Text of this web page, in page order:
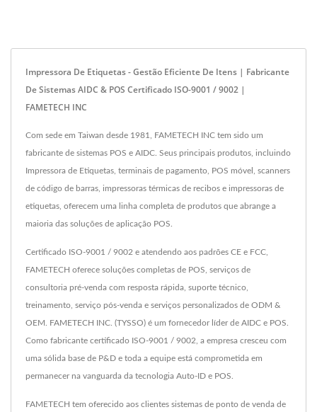
Impressora De Etiquetas - Gestão Eficiente De Itens | Fabricante
De Sistemas AIDC & POS Certificado ISO-9001 / 9002 |
FAMETECH INC
Com sede em Taiwan desde 1981, FAMETECH INC tem sido um
fabricante de sistemas POS e AIDC. Seus principais produtos, incluindo
Impressora de Etiquetas, terminais de pagamento, POS móvel, scanners
de código de barras, impressoras térmicas de recibos e impressoras de
etiquetas, oferecem uma linha completa de produtos que abrange a
maioria das soluções de aplicação POS.
Certificado ISO-9001 / 9002 e atendendo aos padrões CE e FCC,
FAMETECH oferece soluções completas de POS, serviços de
consultoria pré-venda com resposta rápida, suporte técnico,
treinamento, serviço pós-venda e serviços personalizados de ODM &
OEM. FAMETECH INC. (TYSSO) é um fornecedor líder de AIDC e POS.
Como fabricante certificado ISO-9001 / 9002, a empresa cresceu com
uma sólida base de P&D e toda a equipe está comprometida em
permanecer na vanguarda da tecnologia Auto-ID e POS.
FAMETECH tem oferecido aos clientes sistemas de ponto de venda de